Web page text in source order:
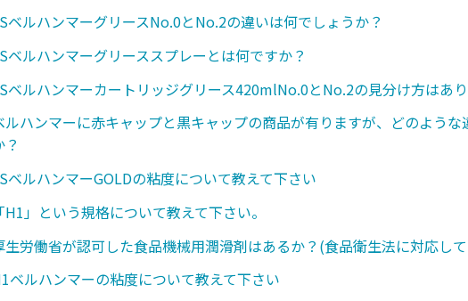
ベルハンマーグリースNo.0とNo.2の違いは何でしょうか？
ベルハンマーグリーススプレーとは何ですか？
ベルハンマーカートリッジグリース420mlNo.0とNo.2の見分け方はあ
ルハンマーに赤キャップと黒キャップの商品が有りますが、どのような
？
ベルハンマーGOLDの粘度について教えて下さい
「H1」という規格について教えて下さい。
生労働省が認可した食品機械用潤滑剤はあるか？(食品衛生法に対応し
ベルハンマーの粘度について教えて下さい